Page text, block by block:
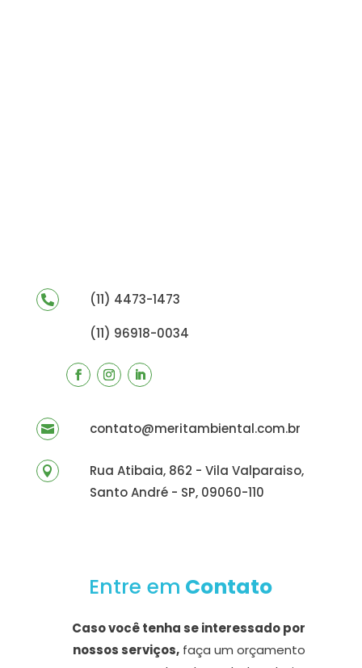

(11) 4473-1473
(11) 96918-0034
 contato@meritambiental.com.br

Rua Atibaia, 862 - Vila Valparaiso,
Santo André - SP, 09060-110
Entre em Contato
Caso você tenha se interessado por
nossos serviços,faça um orçamento